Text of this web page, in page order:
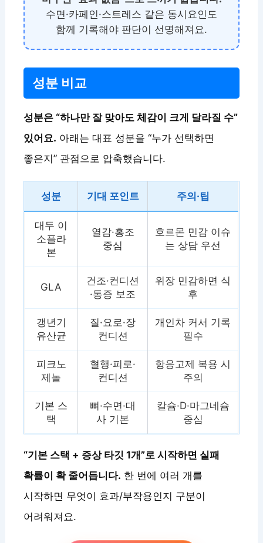
수면·카페인·스트레스 같은 동시요인도
함께 기록해야 판단이 선명해져요.
성분 비교
성분은 “하나만 잘 맞아도 체감이 크게 달라질 수”
있어요. 아래는 대표 성분을 “누가 선택하면
좋은지” 관점으로 압축했습니다.
성분 기대 포인트 주의·팁
대두 이
소플라
본
열감·홍조
중심
호르몬 민감 이슈
는 상담 우선
GLA
건조·컨디션
·통증 보조
위장 민감하면 식
후
갱년기
유산균
질·요로·장
컨디션
개인차 커서 기록
필수
피크노
제놀
혈행·피로·
컨디션
항응고제 복용 시
주의
기본 스
택
뼈·수면·대
사 기본
칼슘·D·마그네슘
중심
“기본 스택 + 증상 타깃 1개”로 시작하면 실패
확률이 확 줄어듭니다. 한 번에 여러 개를
시작하면 무엇이 효과/부작용인지 구분이
어려워져요.